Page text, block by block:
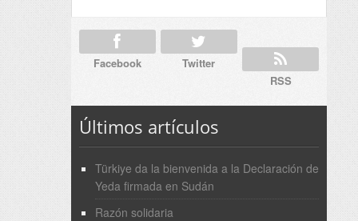
Facebook
Twitter
RSS
Últimos artículos
Türkiye da la bienvenida a la Declaración de
Yeda firmada en Sudán
Razón solidaria